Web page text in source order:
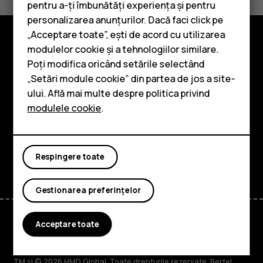
Smartphone-uri
Telefoane clasice
Accesorii
Tablete
Da Nu
Explorează
Despre
Planet and people
Asistență
FacebookInstagram
TiktokYoutube
Romania
pentru a-ți îmbunătăți experiența și pentru
personalizarea anunțurilor. Dacă faci click pe
„Acceptare toate”, ești de acord cu utilizarea
modulelor cookie și a tehnologiilor similare.
Poți modifica oricând setările selectând
„Setări module cookie” din partea de jos a site-
ului. Află mai multe despre politica privind
modulele cookie.
Respingere toate
Gestionarea preferințelor
Acceptare toate